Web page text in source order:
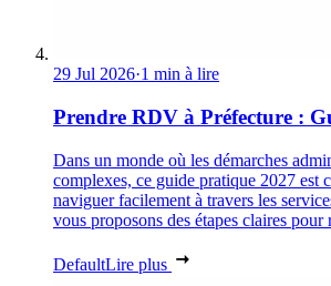
29 Jul 2026·1 min à lire
Prendre RDV à Préfecture :
Dans un monde où les démarches
complexes, ce guide pratique 2027 est
naviguer facilement à travers les
vous proposons des étapes claires pour
DefaultLire plus